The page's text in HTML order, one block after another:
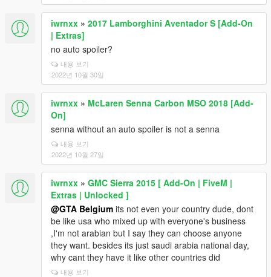
iwrnxx » 2017 Lamborghini Aventador S [Add-On
| Extras]
no auto spoiler?
내용 보기
2022년 10월 30일
iwrnxx » McLaren Senna Carbon MSO 2018 [Add-
On]
senna without an auto spoiler is not a senna
내용 보기
2022년 10월 27일
iwrnxx » GMC Sierra 2015 [ Add-On | FiveM |
Extras | Unlocked ]
@GTA Belgium its not even your country dude, dont
be like usa who mixed up with everyone's business
,I'm not arabian but I say they can choose anyone
they want. besides its just saudi arabia national day,
why cant they have it like other countries did
내용 보기